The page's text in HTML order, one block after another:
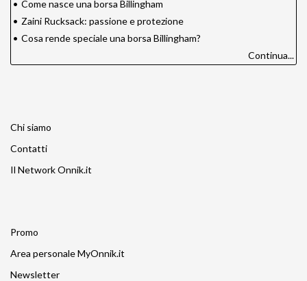
• Come nasce una borsa Billingham
• Zaini Rucksack: passione e protezione
• Cosa rende speciale una borsa Billingham?
Continua...
Chi siamo
Contatti
Il Network Onnik.it
Promo
Area personale MyOnnik.it
Newsletter